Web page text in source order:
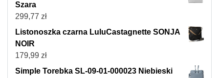
Szara
299,77 zł
Listonoszka czarna LuluCastagnette SONJA
NOIR
179,99 zł
Simple Torebka SL-09-01-000023 Niebieski